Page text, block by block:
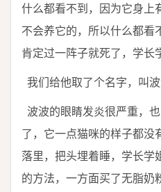
什么都看不到，因为它身上
不会养它的，所以什么都看
肯定过一阵子就死了，学长
我们给他取了个名字，叫
波波的眼睛发炎很严重，
了，它一点猫咪的样子都没
落里，把头埋着睡，学长学
的方法，一方面买了无脂奶